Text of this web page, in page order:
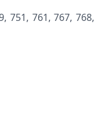
751, 761, 767, 768,